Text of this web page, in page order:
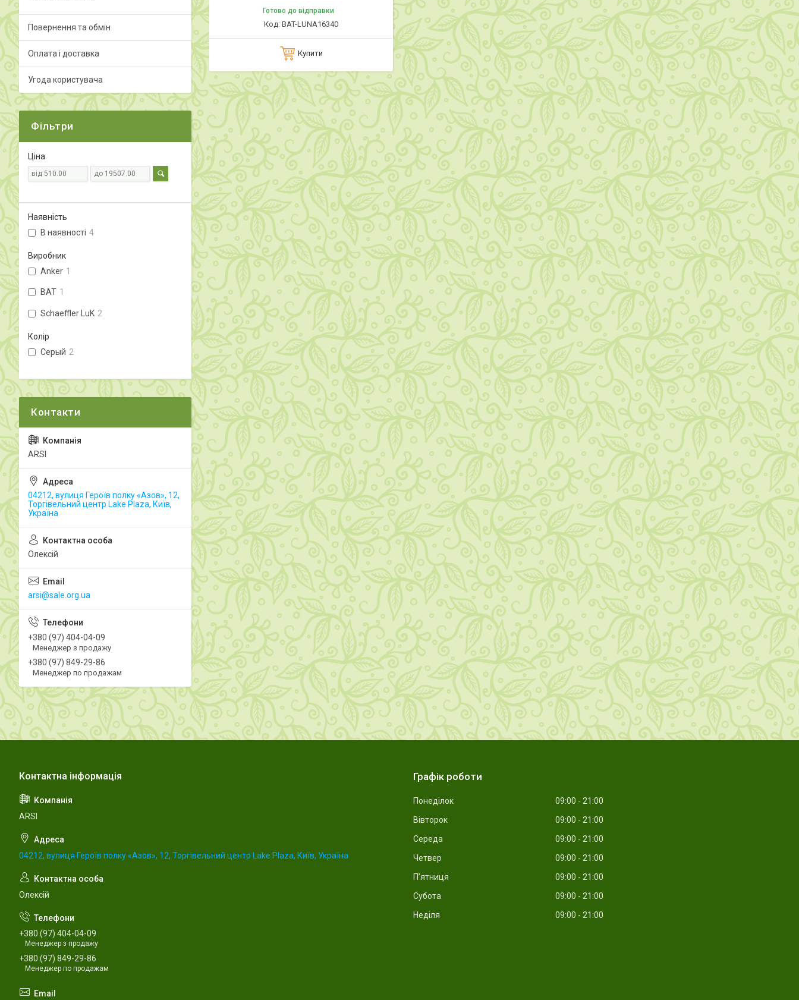
Готово до відправки
BAT-LUNA16340
Купити
Повернення та обмін
Оплата і доставка
Угода користувача
Фільтри
Ціна
Наявність
В наявності 4
Виробник
Anker 1
BAT 1
Schaeffler LuK 2
Колір
Серый 2
ARSI
04212, вулиця Героїв полку «Азов», 12,
Торгівельний центр Lake Plaza, Київ,
Україна
Олексій
arsi@sale.org.ua
+380 (97) 404-04-09
Менеджер з продажу
+380 (97) 849-29-86
Менеджер по продажам
ARSI
04212, вулиця Героїв полку «Азов», 12, Торгівельний центр Lake Plaza, Київ, Україна
Олексій
+380 (97) 404-04-09
Менеджер з продажу
+380 (97) 849-29-86
Менеджер по продажам
Графік роботи
Понеділок 09:00
21:00
Вівторок
09:00
21:00
Середа
09:00
21:00
Четвер
09:00
21:00
Пʼятниця
09:00
21:00
Субота
09:00
21:00
Неділя
09:00 21:00